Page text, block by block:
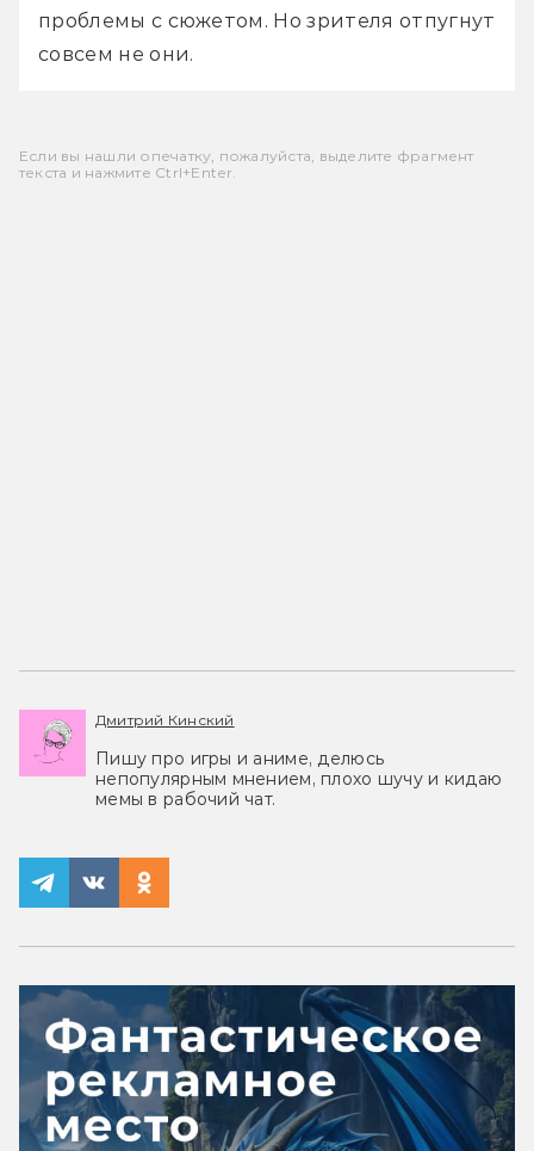
проблемы с сюжетом. Но зрителя отпугнут
совсем не они.
Если вы нашли опечатку, пожалуйста, выделите фрагмент
текста и нажмите Ctrl+Enter.
Дмитрий Кинский
Пишу про игры и аниме, делюсь
непопулярным мнением, плохо шучу и кидаю
мемы в рабочий чат.